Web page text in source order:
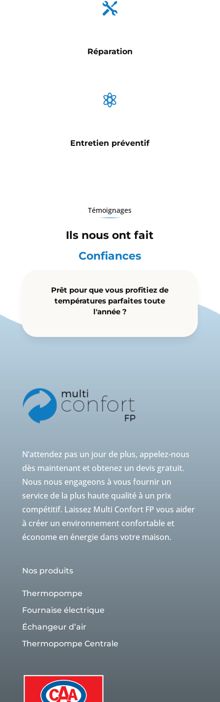

Réparation

Entretien préventif
Témoignages
Ils nous ont fait
Confiances
Prêt pour que vous profitiez de
températures parfaites toute
l'année ?
N’attendez pas un jour de plus, appelez-nous
dès maintenant et obtenez un devis gratuit.
Nous nous engageons à vous fournir un
service de la plus haute qualité à un prix
compétitif. Laissez Multi Confort FP vous aider
à créer un environnement confortable et
économe en énergie dans votre maison.
Nos produits
Thermopompe
Fournaise électrique
Échangeur d’air
Thermopompe Centrale